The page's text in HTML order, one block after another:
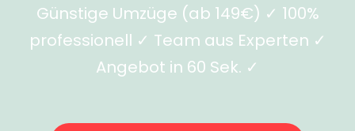
Günstige Umzüge (ab 149€) ✓ 100%
professionell ✓ Team aus Experten ✓
Angebot in 60 Sek. ✓